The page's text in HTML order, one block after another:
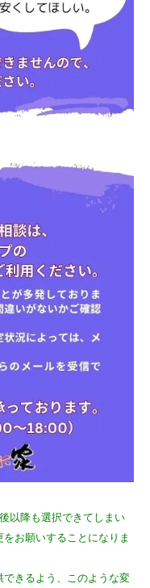
以降も選択できてしまい
お願いすることになりま
きるよう、このような変